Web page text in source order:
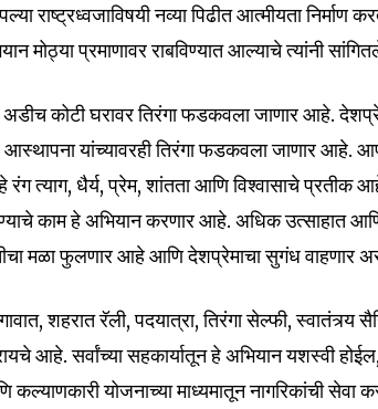
of
and be part
enter your email address on our website
below. Don't worry, we respect your
Your information is safe with us.
राष्ट्रध्वजाविषयी नव्या पिढीत आत्मीयता निर्माण
मोठ्या प्रमाणावर राबविण्यात आल्याचे त्यांनी
अडीच कोटी घरावर तिरंगा फडकवला जाणार आहे.
यांच्यावरही तिरंगा फडकवला जाणार आहे.
रंग त्याग, धैर्य, प्रेम, शांतता आणि विश्वासाचे प्रतीक
काम हे अभियान करणार आहे. अधिक उत्साहात
मळा फुलणार आहे आणि देशप्रेमाचा सुगंध वाहणार
शहरात रॅली, पदयात्रा, तिरंगा सेल्फी, स्वातंत्र्य
आहे. सर्वांच्या सहकार्यातून हे अभियान यशस्वी
कल्याणकारी योजनाच्या माध्यमातून नागरिकांची